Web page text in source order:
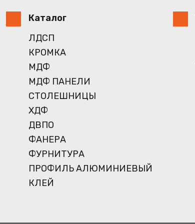
Каталог
ЛДСП
КРОМКА
МДФ
МДФ ПАНЕЛИ
СТОЛЕШНИЦЫ
ХДФ
ДВПО
ФАНЕРА
ФУРНИТУРА
ПРОФИЛЬ АЛЮМИНИЕВЫЙ
КЛЕЙ